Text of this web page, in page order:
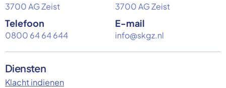
3700 AG Zeist
3700 AG Zeist
Telefoon
0800 64 64 644
E-mail
info@skgz.nl
Diensten
Klacht indienen